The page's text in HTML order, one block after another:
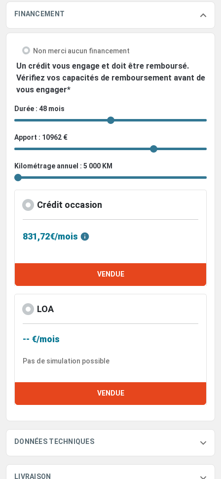
FINANCEMENT
Non merci aucun financement
Un crédit vous engage et doit être remboursé.
Vérifiez vos capacités de remboursement avant de
vous engager*
Durée : 48 mois
Apport : 10962 €
Kilométrage annuel : 5 000 KM
Crédit occasion
831,72€/mois
VENDUE
LOA
-- €/mois
Pas de simulation possible
VENDUE
DONNÉES TECHNIQUES
LIVRAISON